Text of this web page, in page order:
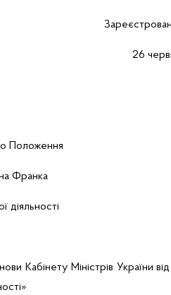
26
Положення
Франка
діяльності
Кабінету Міністрів